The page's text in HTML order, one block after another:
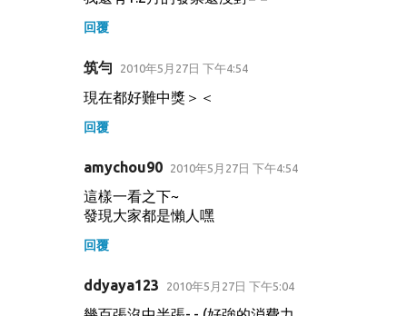
回覆
筑勻 2010年5月27日 下午4:54
現在都好難中獎＞＜
回覆
amychou90 2010年5月27日 下午4:54
這樣一看之下~
發現大家都是懶人嘿
回覆
ddyaya123 2010年5月27日 下午5:04